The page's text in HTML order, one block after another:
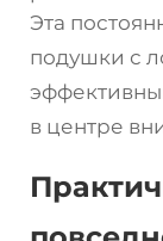
Эта
подушки с
в центре